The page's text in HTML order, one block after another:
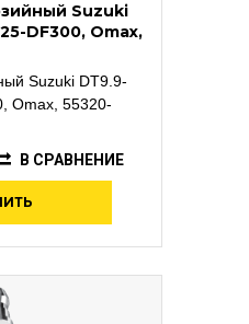
Suzuki
DF300, Omax,
Suzuki DT9.9-
Omax, 55320-
В СРАВНЕНИЕ